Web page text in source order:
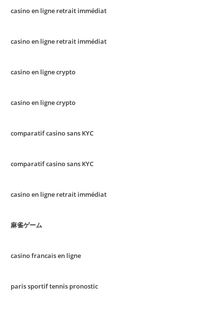
casino en ligne retrait immédiat
casino en ligne retrait immédiat
casino en ligne crypto
casino en ligne crypto
comparatif casino sans KYC
comparatif casino sans KYC
casino en ligne retrait immédiat
麻雀ゲーム
casino francais en ligne
paris sportif tennis pronostic